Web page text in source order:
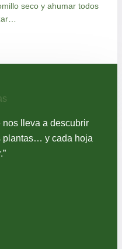
seco y ahumar todos
nos lleva a descubrir
plantas… y cada hoja